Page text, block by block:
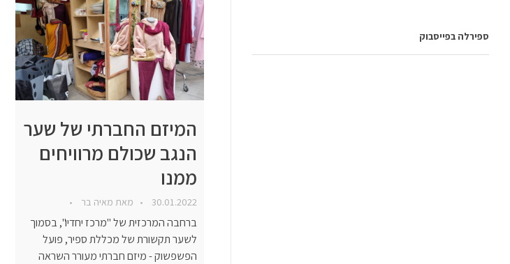
המיזם החברתי של שער
הנגב שכולם מרוויחים
ממנו
30.01.2022 מאת מאיה בר
ברחבה המרכזית של "מרכז יחדיו", בסמוך
לשער תקשורת של מכללת ספיר, פועל
הפשפשוק - מיזם חברתי מעורר השראה
ספירלה בפייסבוק